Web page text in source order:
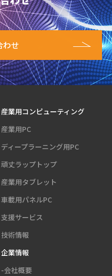
わせ
産業用コンピューティング
産業用PC
ディープラーニング用PC
頑丈ラップトップ
産業用タブレット
車載用パネルPC
支援サービス
技術情報
企業情報
-会社概要